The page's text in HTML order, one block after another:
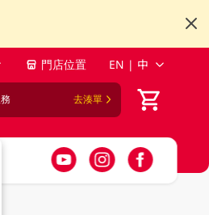
門店位置 EN | 中
去湊單